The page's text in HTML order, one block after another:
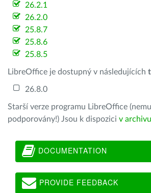
26.2.1
26.2.0
25.8.7
25.8.6
25.8.5
LibreOffice je dostupný v následujících
26.8.0
Starší verze programu LibreOffice
podporovány!) Jsou k dispozici v archivu
DOCUMENTATION
PROVIDE FEEDBACK